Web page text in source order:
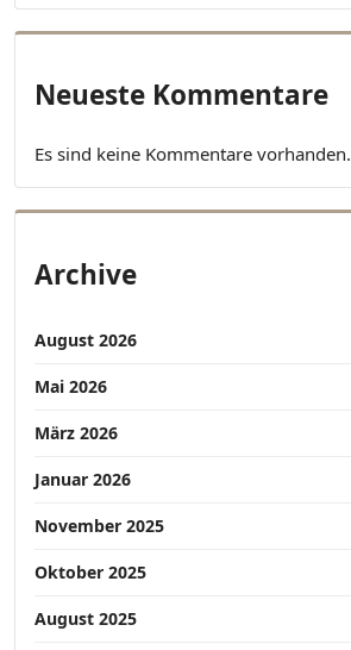
Neueste Kommentare
Es sind keine Kommentare vorhanden.
Archive
August 2026
Mai 2026
März 2026
Januar 2026
November 2025
Oktober 2025
August 2025